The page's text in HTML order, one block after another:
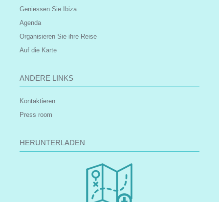
Geniessen Sie Ibiza
Agenda
Organisieren Sie ihre Reise
Auf die Karte
ANDERE LINKS
Kontaktieren
Press room
HERUNTERLADEN